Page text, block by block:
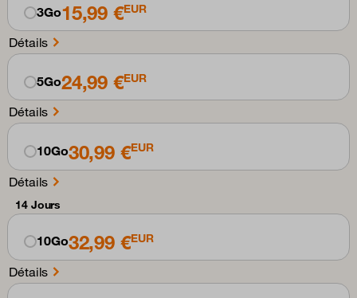
3Go15,99 €EUR
Détails
5Go24,99 €EUR
Détails
10Go30,99 €EUR
Détails
14 Jours
10Go32,99 €EUR
Détails